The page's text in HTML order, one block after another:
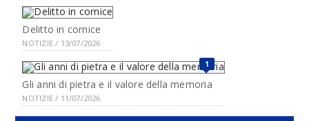
Delitto in cornice
NOTIZIE / 13/07/2026
1
Gli anni di pietra e il valore della memoria
NOTIZIE / 11/07/2026